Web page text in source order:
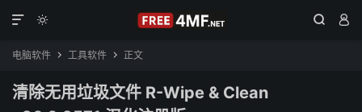
  

电脑软件  工具软件  正文
清除无用垃圾文件 R-Wipe & Clean